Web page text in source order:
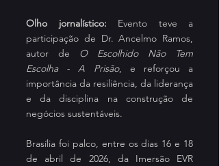
Olho jornalístico: Evento teve a
participação de Dr. Ancelmo Ramos,
autor de O Escolhido Não Tem
Escolha - A Prisão, e reforçou a
importância da resiliência, da liderança
e da disciplina na construção de
negócios sustentáveis.
Brasília foi palco, entre os dias 16 e 18
de abril de 2026, da Imersão EVR